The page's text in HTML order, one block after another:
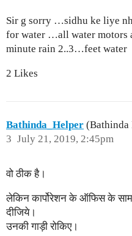
Sir g sorry …sidhu ke liye
for water …all water
minute rain 2..3…feet water
2 Likes
Bathinda_Helper (Bathinda
July 21, 2019, 2:45pm
3
वो ठीक है।
लेकिन कार्पोरेशन के ऑफिस के
दीजिये।
उनकी गाड़ी रोकिए।